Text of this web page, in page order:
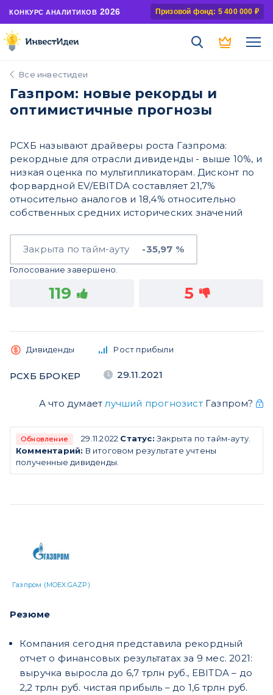
КОНКУРС АНАЛИТИКОВ 2026 Призовой фонд: 5 400 000 ₽
Все инвестидеи
Газпром: новые рекорды и
оптимистичные прогнозы
РСХБ называют драйверы роста Газпрома:
рекордные для отрасли дивиденды - выше 10%, и
низкая оценка по мультипликаторам. Дисконт по
форвардной EV/EBITDA составляет 21,7%
относительно аналогов и 18,4% относительно
собственных средних исторических значений
Закрыта по тайм-ауту -35,97 %
Голосование завершено.
119 5
Дивиденды Рост прибыли
РСХБ БРОКЕР 29.11.2021
А что думает лучший прогнозистГазпром?
Обновление 29.11.2022 Статус: Закрыта по тайм-ауту.
Комментарий: В итоговом результате учтены
полученные дивиденды.
Газпром (MOEX:GAZP)
Резюме
Компания сегодня представила рекордный
отчет о финансовых результатах за 9 мес. 2021:
выручка выросла до 6,7 трлн руб., EBITDA – до
2,2 трлн руб. чистая прибыль – до 1,6 трлн руб.